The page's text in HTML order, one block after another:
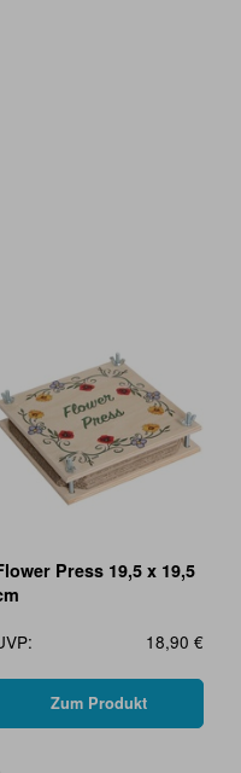
Press 19,5 x 19,5
18,90 €
Zum Produkt